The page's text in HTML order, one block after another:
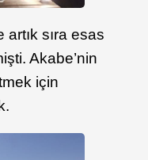
sıra esas
Akabe’nin
için